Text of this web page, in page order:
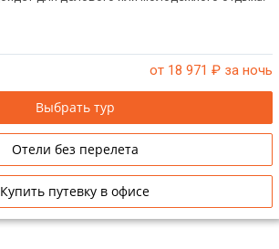
от 18 971 ₽ за ночь
Выбрать тур
Отели без перелета
Купить путевку в офисе